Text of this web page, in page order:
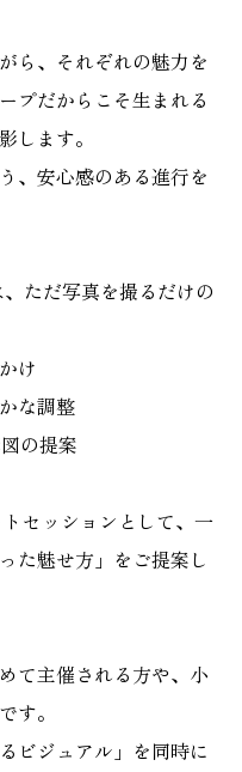
ら、それぞれの魅力を
プだからこそ生まれる
します。
、安心感のある進行を
ただ写真を撮るだけの
け
な調整
の提案
セッションとして、一
た魅せ方」をご提案し
て主催される方や、小
す。
ビジュアル」を同時に